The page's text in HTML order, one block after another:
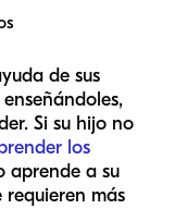
de sus
Si su hijo no
los
aprende a su
más